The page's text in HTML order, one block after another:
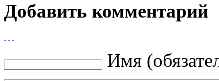
Добавить комментарий
Имя